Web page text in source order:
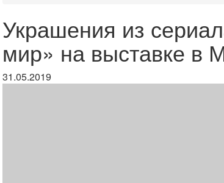
Украшения из
мир» на выставке в
31.05.2019